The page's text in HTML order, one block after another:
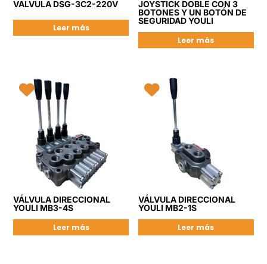
VALVULA DSG-3C2-220V
Leer más
JOYSTICK DOBLE CON 3
BOTONES Y UN BOTÓN DE
SEGURIDAD YOULI
Leer más
VÁLVULA DIRECCIONAL
YOULI MB3-4S
Leer más
VÁLVULA DIRECCIONAL
YOULI MB2-1S
Leer más